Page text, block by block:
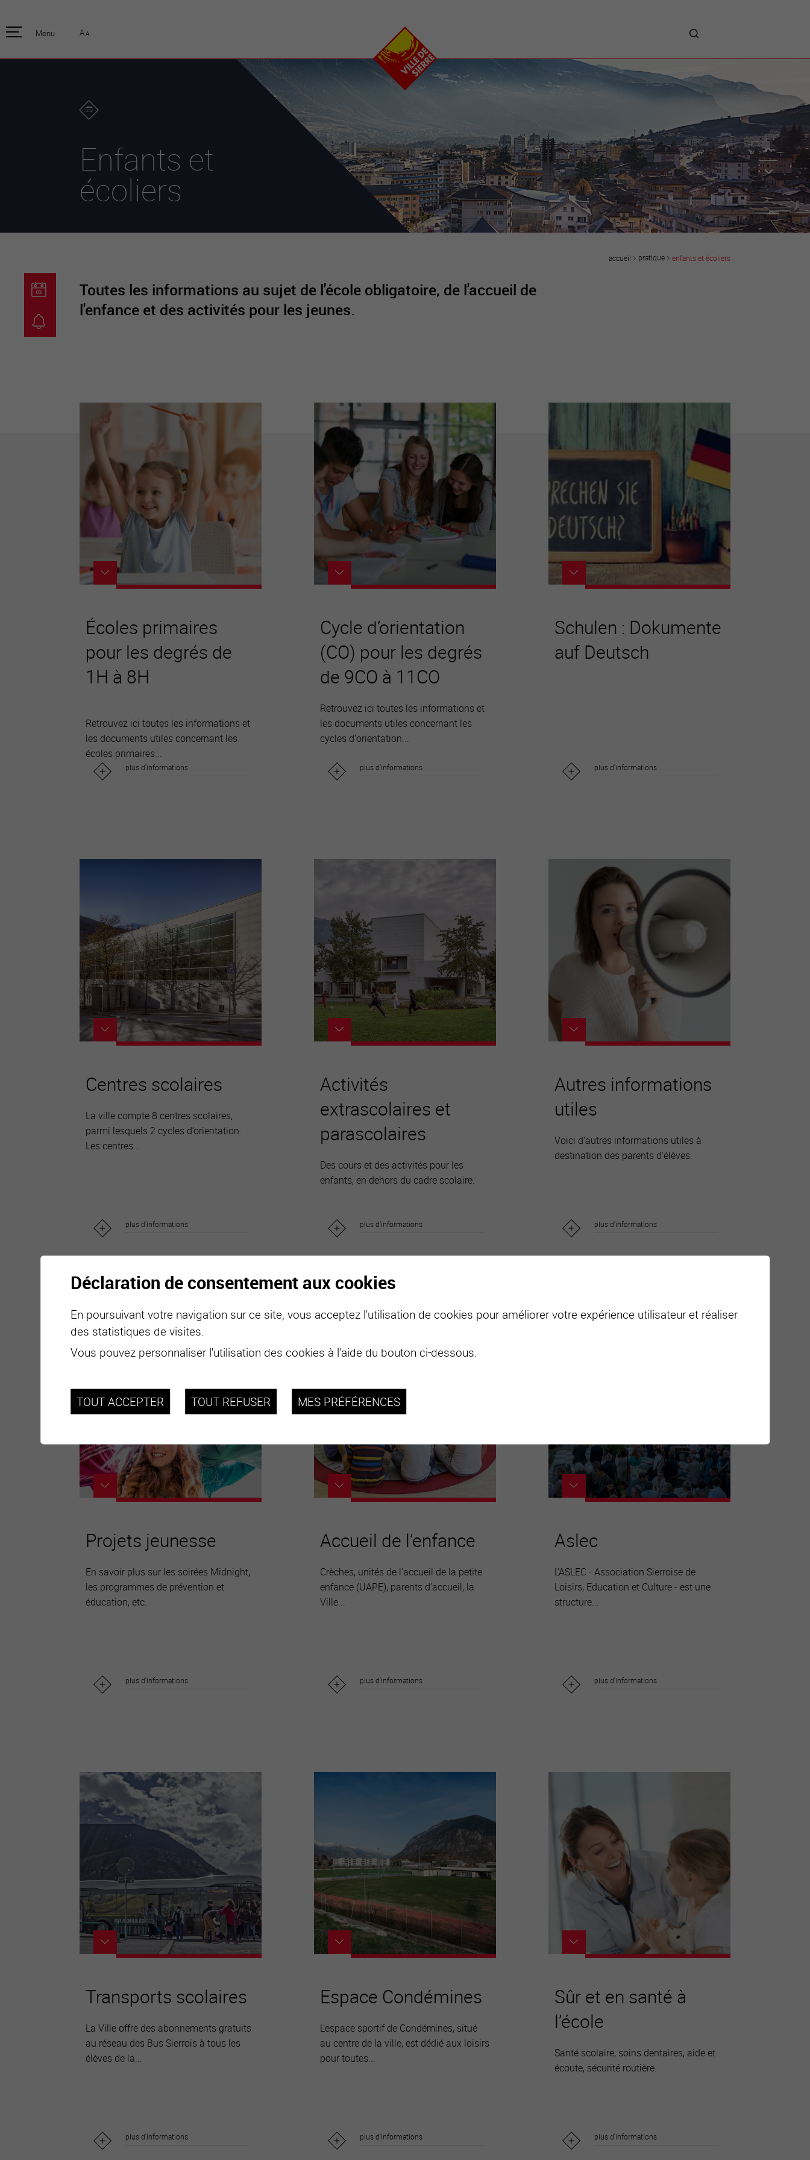
Enfants et écoliers
Formation
environnement
Informations parcelles
Guichet virtuel
Annuaire communal
Emplois
Organisation
communale
Manifestations
Art et culture
Clubs et associations
Nature
Chantiers en ville
Prestations
Avantages
Unternehmen :
Imprese : benvenute!
Menu A A
Enfants et
écoliers
accueil pratique enfants et écoliers
Toutes les informations au sujet de l'école obligatoire, de l'accueil de
l'enfance et des activités pour les jeunes.
Écoles primaires
pour les degrés de
1H à 8H
Retrouvez ici toutes les informations et
les documents utiles concernant les
écoles primaires...
plus d'informations
Cycle d’orientation
(CO) pour les degrés
de 9CO à 11CO
Retrouvez ici toutes les informations et
les documents utiles concernant les
cycles d'orientation...
plus d'informations
Schulen : Dokumente
auf Deutsch
plus d'informations
Centres scolaires
La ville compte 8 centres scolaires,
parmi lesquels 2 cycles d’orientation.
Les centres...
plus d'informations
Activités
extrascolaires et
parascolaires
Des cours et des activités pour les
enfants, en dehors du cadre scolaire.
plus d'informations
Autres informations
utiles
Voici d'autres informations utiles à
destination des parents d'élèves.
plus d'informations
Projets jeunesse
En savoir plus sur les soirées Midnight,
les programmes de prévention et
éducation, etc.
plus d'informations
Accueil de l’enfance
Crèches, unités de l’accueil de la petite
enfance (UAPE), parents d’accueil, la
Ville...
plus d'informations
Aslec
L'ASLEC - Association Sierroise de
Loisirs, Education et Culture - est une
structure...
plus d'informations
Transports scolaires
La Ville offre des abonnements gratuits
au réseau des Bus Sierrois à tous les
élèves de la...
plus d'informations
Espace Condémines
L'espace sportif de Condémines, situé
au centre de la ville, est dédié aux loisirs
pour toutes...
plus d'informations
Sûr et en santé à
l’école
Santé scolaire, soins dentaires, aide et
écoute, sécurité routière.
plus d'informations
Déclaration de consentement aux cookies
En poursuivant votre navigation sur ce site, vous acceptez l'utilisation de cookies pour améliorer votre expérience utilisateur et réaliser
des statistiques de visites.
Vous pouvez personnaliser l'utilisation des cookies à l'aide du bouton ci-dessous.
TOUT ACCEPTER TOUT REFUSER MES PRÉFÉRENCES